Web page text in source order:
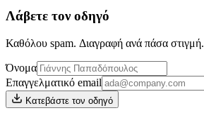
Λάβετε τον οδηγό
Καθόλου spam. Διαγραφή ανά πάσα στιγμή.
Όνομα
Επαγγελματικό email
Κατεβάστε τον οδηγό